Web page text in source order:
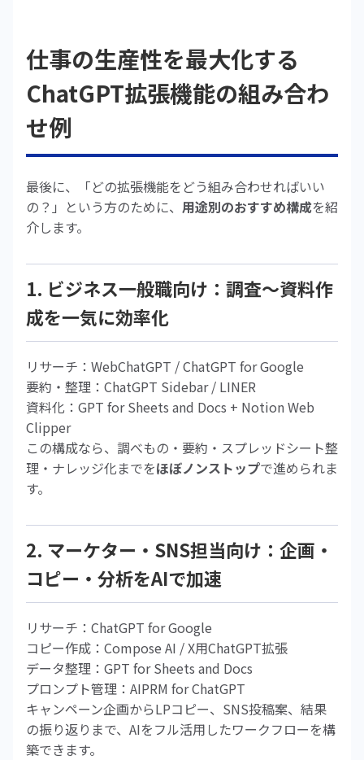
仕事の生産性を最大化する
ChatGPT拡張機能の組み合わ
せ例
最後に、「どの拡張機能をどう組み合わせればいい
の？」という方のために、 用途別のおすすめ構成を紹
介します。
1. ビジネス一般職向け：調査〜資料作
成を一気に効率化
リサーチ：WebChatGPT / ChatGPT for Google
要約・整理：ChatGPT Sidebar / LINER
資料化：GPT for Sheets and Docs + Notion Web
Clipper
この構成なら、調べもの・要約・スプレッドシート整
理・ナレッジ化までをほぼノンストップで進められま
す。
2. マーケター・SNS担当向け：企画・
コピー・分析をAIで加速
リサーチ：ChatGPT for Google
コピー作成：Compose AI / X用ChatGPT拡張
データ整理：GPT for Sheets and Docs
プロンプト管理：AIPRM for ChatGPT
キャンペーン企画からLPコピー、SNS投稿案、結果
の振り返りまで、AIをフル活用したワークフローを構
築できます。